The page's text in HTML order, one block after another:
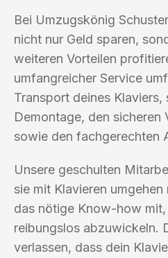
Bei Umzugskönig
nicht nur Geld sparen,
weiteren Vorteilen
umfangreicher Service
Transport deines Klaviers,
Demontage, den sicheren
sowie den fachgerechten
Unsere geschulten
sie mit Klavieren
das nötige Know-how
reibungslos abzuwickeln.
verlassen, dass dein